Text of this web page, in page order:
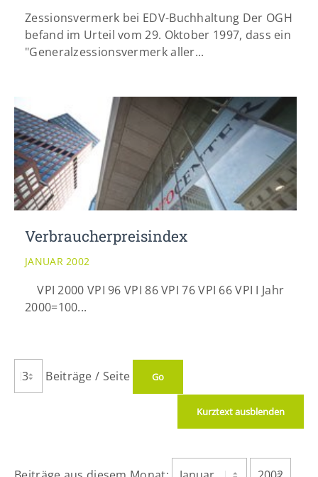
Zessionsvermerk bei EDV-Buchhaltung Der OGH
befand im Urteil vom 29. Oktober 1997, dass ein
"Generalzessionsvermerk aller...
Verbraucherpreisindex
JANUAR 2002
VPI 2000 VPI 96 VPI 86 VPI 76 VPI 66 VPI I Jahr
2000=100...
Beiträge / Seite
Kurztext ausblenden